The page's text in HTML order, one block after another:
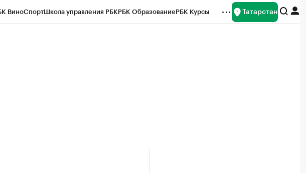
ВиноСпортШкола управления РБКРБК ОбразованиеРБК Курсы Татарстан